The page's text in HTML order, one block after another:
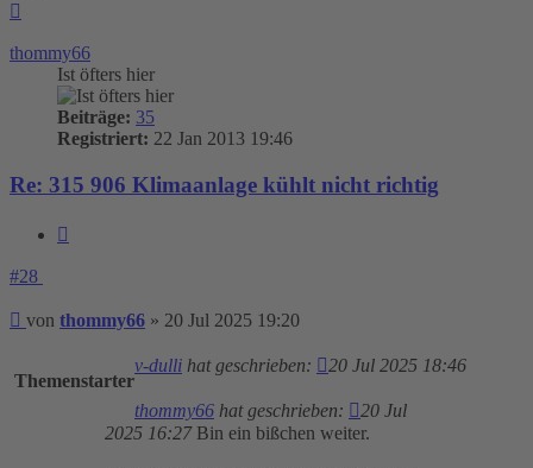
thommy66
Ist öfters hier
Beiträge: 35
Registriert: 22 Jan 2013 19:46
Re: 315 906 Klimaanlage kühlt nicht richtig
#28
Beitrag
von thommy66 » 20 Jul 2025 19:20
Themenstarter
v-dulli hat geschrieben: 20 Jul 2025 18:46
thommy66 hat geschrieben:
20 Jul
2025 16:27Bin ein bißchen weiter.